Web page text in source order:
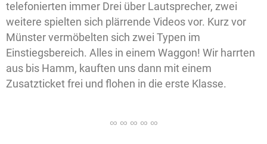
telefonierten immer Drei über Lautsprecher, zwei
weitere spielten sich plärrende Videos vor. Kurz vor
Münster vermöbelten sich zwei Typen im
Einstiegsbereich. Alles in einem Waggon! Wir harrten
aus bis Hamm, kauften uns dann mit einem
Zusatzticket frei und flohen in die erste Klasse.